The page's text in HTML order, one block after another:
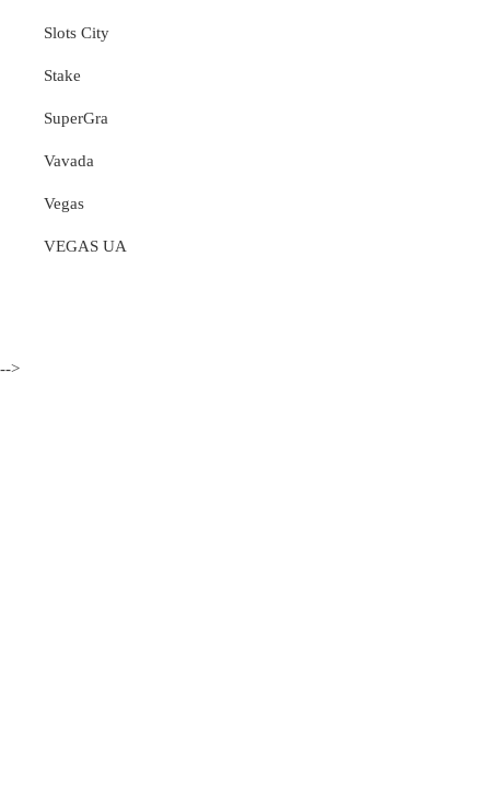
Slots City
Stake
SuperGra
Vavada
Vegas
VEGAS UA
-->